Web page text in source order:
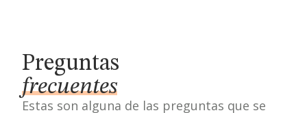
Preguntas
frecuentes
Estas son alguna de las preguntas que se